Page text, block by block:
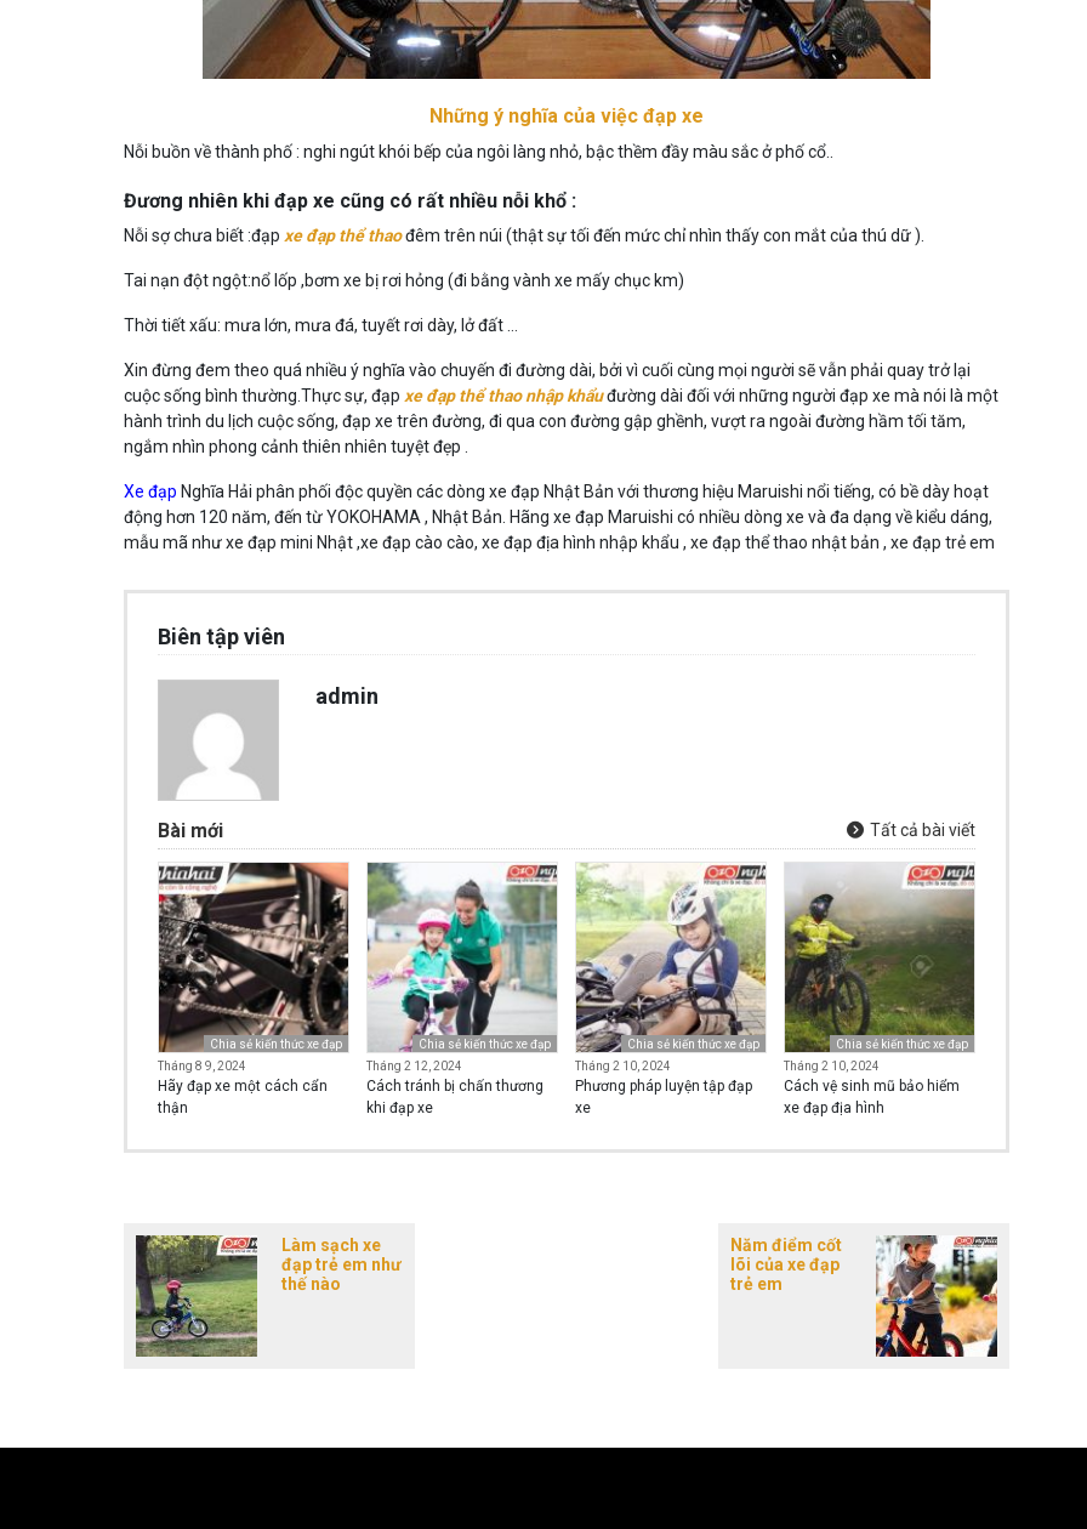
Những ý nghĩa của việc đạp xe
Nỗi buồn về thành phố : nghi ngút khói bếp của ngôi làng nhỏ, bậc thềm đầy màu sắc ở phố cổ..
Đương nhiên khi đạp xe cũng có rất nhiều nỗi khổ :
Nỗi sợ chưa biết :đạp xe đạp thể thaođêm trên núi (thật sự tối đến mức chỉ nhìn thấy con mắt của thú dữ ).
Tai nạn đột ngột:nổ lốp ,bơm xe bị rơi hỏng (đi bằng vành xe mấy chục km)
Thời tiết xấu: mưa lớn, mưa đá, tuyết rơi dày, lở đất …
Xin đừng đem theo quá nhiều ý nghĩa vào chuyến đi đường dài, bởi vì cuối cùng mọi người sẽ vẫn phải quay trở lại
cuộc sống bình thường.Thực sự, đạp xe đạp thể thao nhập khẩuđường dài đối với những người đạp xe mà nói là một
hành trình du lịch cuộc sống, đạp xe trên đường, đi qua con đường gập ghềnh, vượt ra ngoài đường hầm tối tăm,
ngắm nhìn phong cảnh thiên nhiên tuyệt đẹp .
Xe đạp Nghĩa Hải phân phối độc quyền các dòng xe đạp Nhật Bản với thương hiệu Maruishi nổi tiếng, có bề dày hoạt
động hơn 120 năm, đến từ YOKOHAMA , Nhật Bản. Hãng xe đạp Maruishi có nhiều dòng xe và đa dạng về kiểu dáng,
mẫu mã như xe đạp mini Nhật ,xe đạp cào cào, xe đạp địa hình nhập khẩu , xe đạp thể thao nhật bản , xe đạp trẻ em
Biên tập viên
admin
Bài mới Tất cả bài viết
Chia sẻ kiến thức xe đạp
Tháng 8 9, 2024
Hãy đạp xe một cách cẩn
thận
Chia sẻ kiến thức xe đạp
Tháng 2 12, 2024
Cách tránh bị chấn thương
khi đạp xe
Chia sẻ kiến thức xe đạp
Tháng 2 10, 2024
Phương pháp luyện tập đạp
xe
Chia sẻ kiến thức xe đạp
Tháng 2 10, 2024
Cách vệ sinh mũ bảo hiểm
xe đạp địa hình
Làm sạch xe
đạp trẻ em như
thế nào
Năm điểm cốt
lõi của xe đạp
trẻ em